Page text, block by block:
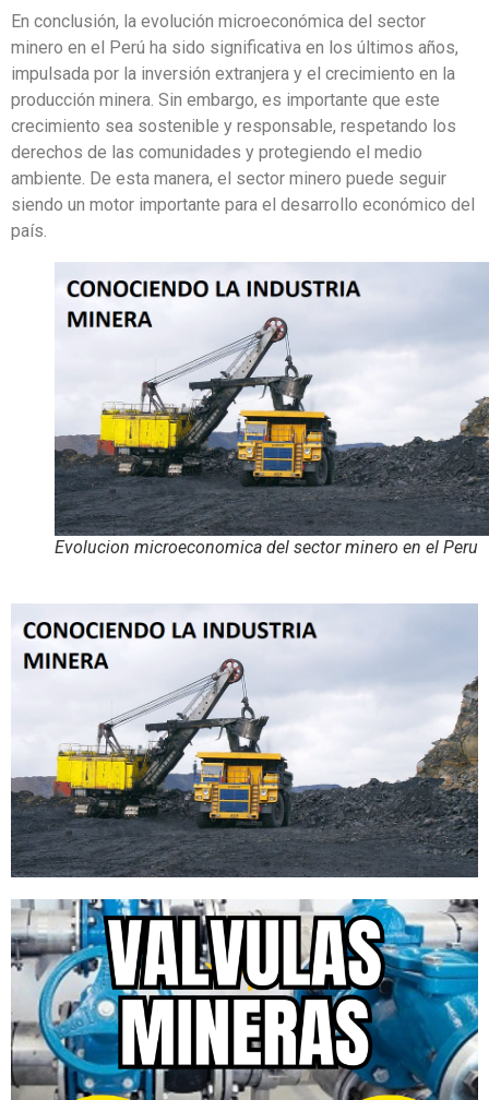
En conclusión, la evolución microeconómica del sector
minero en el Perú ha sido significativa en los últimos años,
impulsada por la inversión extranjera y el crecimiento en la
producción minera. Sin embargo, es importante que este
crecimiento sea sostenible y responsable, respetando los
derechos de las comunidades y protegiendo el medio
ambiente. De esta manera, el sector minero puede seguir
siendo un motor importante para el desarrollo económico del
país.
Evolucion microeconomica del sector minero en el Peru